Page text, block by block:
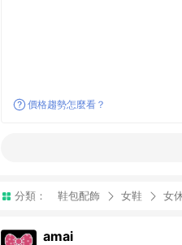
價格趨勢怎麼看？
分類： 鞋包配飾 女鞋 女
amai